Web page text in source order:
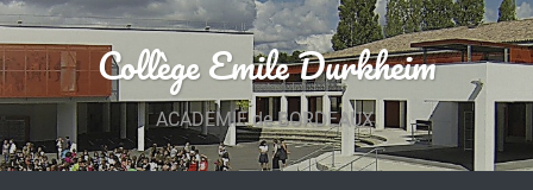
Collège Emile Durkheim
ACADEMIE de BORDEAUX.